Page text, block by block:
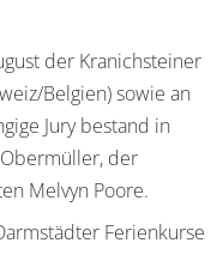
der Kranichsteiner
Belgien) sowie an
Jury bestand in
der
Melvyn Poore.
Ferienkurse